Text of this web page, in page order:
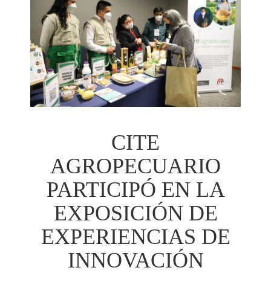
CITE
AGROPECUARIO
PARTICIPÓ EN LA
EXPOSICIÓN DE
EXPERIENCIAS DE
INNOVACIÓN